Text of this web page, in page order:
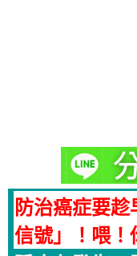
防治癌症要
信號」！喂！